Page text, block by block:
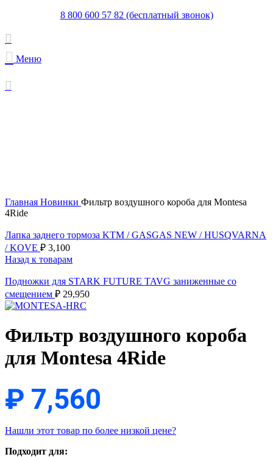
8 800 600 57 82 (бесплатный звонок)
Меню
Главная Новинки Фильтр воздушного короба для Montesa
4Ride
Лапка заднего тормоза KTM / GASGAS NEW / HUSQVARNA
/ KOVE ₽ 3,100
Назад к товарам
Подножки для STARK FUTURE TAVG заниженные со
смещением ₽ 29,950
Фильтр воздушного короба
для Montesa 4Ride
₽ 7,560
Нашли этот товар по более низкой цене?
Подходит для: